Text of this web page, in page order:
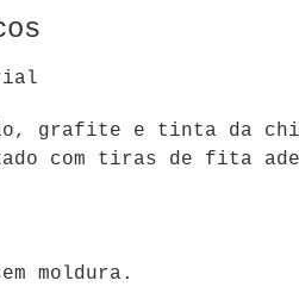
grafite e tinta da
com tiras de fita
moldura.